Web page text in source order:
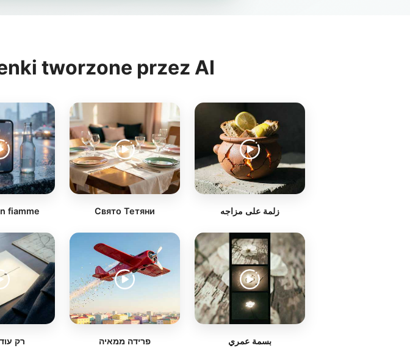
tworzone przez AI
fiamme Свято Тетяни زلمة على مزاجه
רק פרידה ממאיה بسمة عمري